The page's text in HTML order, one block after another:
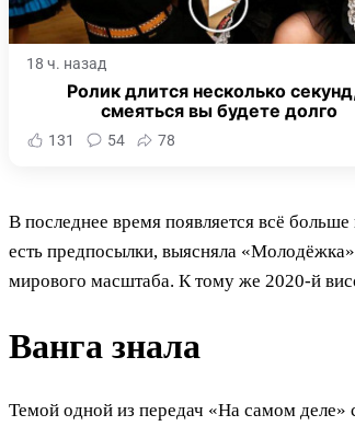
18 ч. назад
Ролик длится несколько
смеяться вы будете долго
131 54 78
В последнее время появляется всё
есть предпосылки, выясняла
мирового масштаба. К тому же 2020-й
Ванга знала
Темой одной из передач «На самом